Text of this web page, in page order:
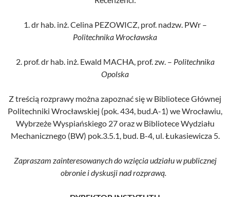
1. dr hab. inż. Celina PEZOWICZ, prof. nadzw. PWr –
Politechnika Wrocławska
2. prof. dr hab. inż. Ewald MACHA, prof. zw. – Politechnika
Opolska
Z treścią rozprawy można zapoznać się w Bibliotece Głównej
Politechniki Wrocławskiej (pok. 434, bud.A-1) we Wrocławiu,
Wybrzeże Wyspiańskiego 27 oraz w Bibliotece Wydziału
Mechanicznego (BW) pok.3.5.1, bud. B-4, ul. Łukasiewicza 5.
Zapraszam zainteresowanych do wzięcia udziału w publicznej
obronie i dyskusji nad rozprawą.